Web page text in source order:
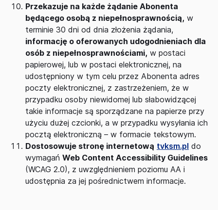
Przekazuje na każde żądanie Abonenta
będącego osobą z niepełnosprawnością, w
terminie 30 dni od dnia złożenia żądania,
informację o oferowanych udogodnieniach dla
osób z niepełnosprawnościami, w postaci
papierowej, lub w postaci elektronicznej, na
udostępniony w tym celu przez Abonenta adres
poczty elektronicznej, z zastrzeżeniem, że w
przypadku osoby niewidomej lub słabowidzącej
takie informacje są sporządzane na papierze przy
użyciu dużej czcionki, a w przypadku wysyłania ich
pocztą elektroniczną – w formacie tekstowym.
Dostosowuje stronę internetową tvksm.pl do
wymagań Web Content Accessibility Guidelines
(WCAG 2.0), z uwzględnieniem poziomu AA i
udostępnia za jej pośrednictwem informacje.